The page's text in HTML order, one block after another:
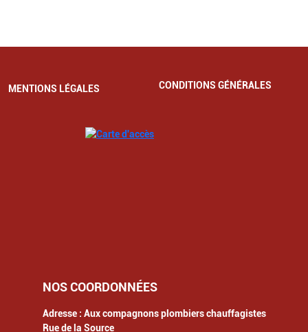
MENTIONS LÉGALES CONDITIONS GÉNÉRALES
NOS COORDONNÉES
Adresse : Aux compagnons plombiers chauffagistes
Rue de la Source